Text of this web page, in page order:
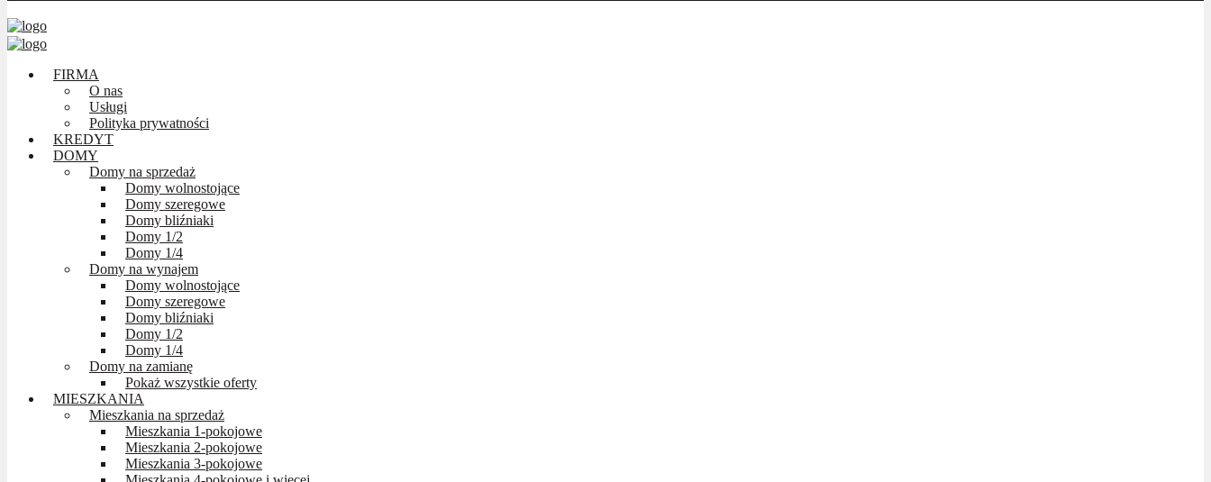
FIRMA
O nas
Usługi
Polityka prywatności
KREDYT
DOMY
Domy na sprzedaż
Domy wolnostojące
Domy szeregowe
Domy bliźniaki
Domy 1/2
Domy 1/4
Domy na wynajem
Domy wolnostojące
Domy szeregowe
Domy bliźniaki
Domy 1/2
Domy 1/4
Domy na zamianę
Pokaż wszystkie oferty
MIESZKANIA
Mieszkania na sprzedaż
Mieszkania 1-pokojowe
Mieszkania 2-pokojowe
Mieszkania 3-pokojowe